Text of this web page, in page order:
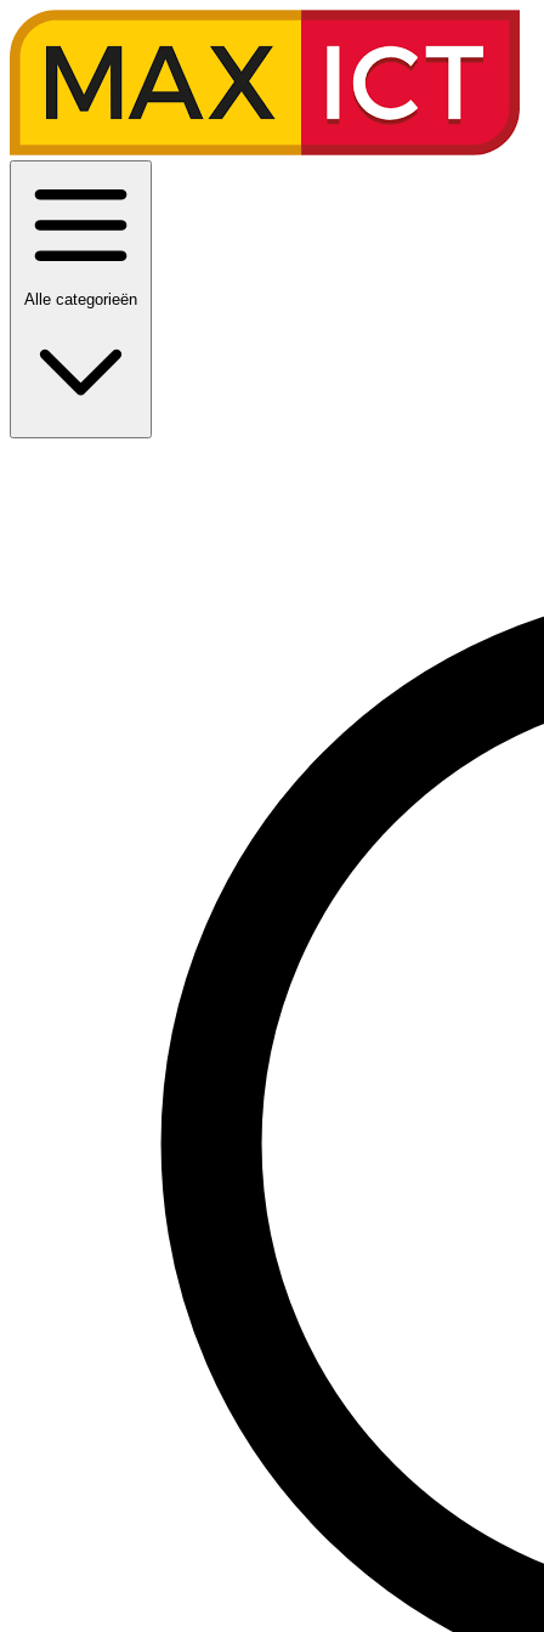
Alle categorieën